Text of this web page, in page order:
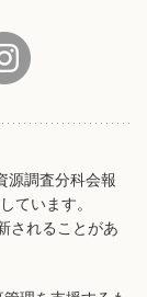
源調査分科会報
ています。
されることがあ